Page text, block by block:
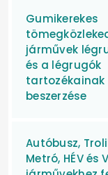
Gumikerekes
járművek
és a légrugók
tartozékainak
beszerzése
Autóbusz,
Metró, HÉV és